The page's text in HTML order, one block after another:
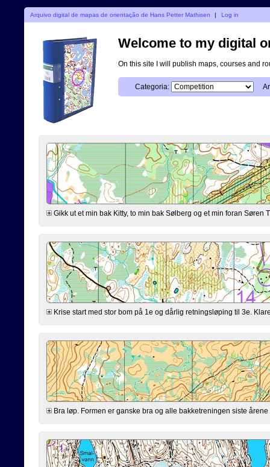
Arquivo digital de mapas de orientação de Hans Petter Mathisen | Log in
Welcome to my digital
On this site I will publish maps, courses and
Categoria:
Gikk ut et min bak Kitty, to min bak Sølberg og et min foran
Krise start med stor bom på 1e og dårlig retningsløping til 3e.
Bra løp. Formen er ganske bra og alle bakketreningen siste